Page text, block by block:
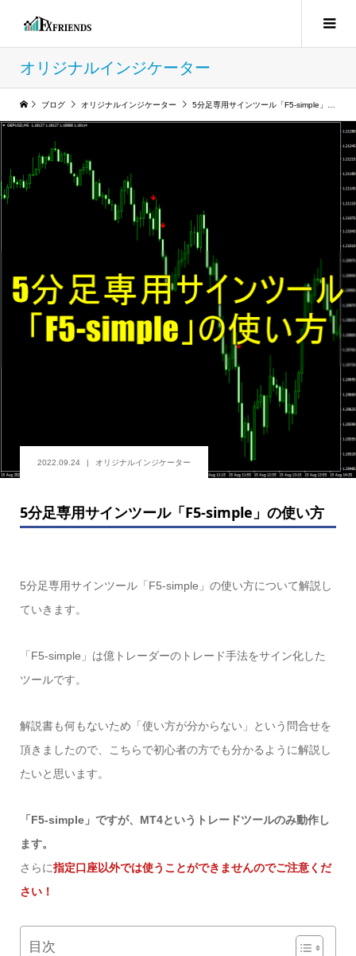
オリジナルインジケーター
ブログ オリジナルインジケーター 5分足専用サインツール「F5-simple」の使い方
2022.09.24 オリジナルインジケーター
5分足専用サインツール「F5-simple」の使い方
5分足専用サインツール「F5-simple」の使い方について解説し
ていきます。
「F5-simple」は億トレーダーのトレード手法をサイン化した
ツールです。
解説書も何もないため「使い方が分からない」という問合せを
頂きましたので、こちらで初心者の方でも分かるように解説し
たいと思います。
「F5-simple」ですが、MT4というトレードツールのみ動作し
ます。
さらに指定口座以外では使うことができませんのでご注意くだ
さい！
目次